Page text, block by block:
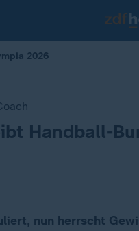
2026
Handball-
nun herrscht